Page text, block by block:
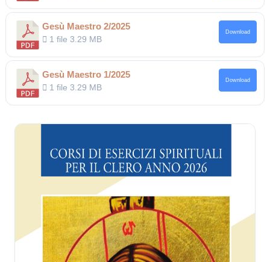
Gesù Maestro 2/2025
1 file3.29 MB
Download
Gesù Maestro 1/2025
1 file3.29 MB
Download